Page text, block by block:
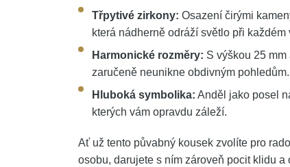
Třpytivé zirkony: Osazení čirými
která nádherně odráží světlo při každém
Harmonické rozměry: S výškou 25
zaručeně neunikne obdivným pohledům.
Hluboká symbolika: Anděl jako posel
kterých vám opravdu záleží.
Ať už tento půvabný kousek zvolíte pro
osobu, darujete s ním zároveň pocit klidu a